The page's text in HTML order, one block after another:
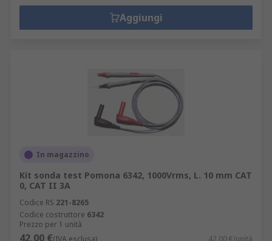
Aggiungi
In magazzino
Kit sonda test Pomona 6342, 1000Vrms, L. 10 mm CAT
0, CAT II 3A
Codice RS 221-8265
Codice costruttore 6342
Prezzo per 1 unità
42,00 €(IVA esclusa) 42,00 €/unità